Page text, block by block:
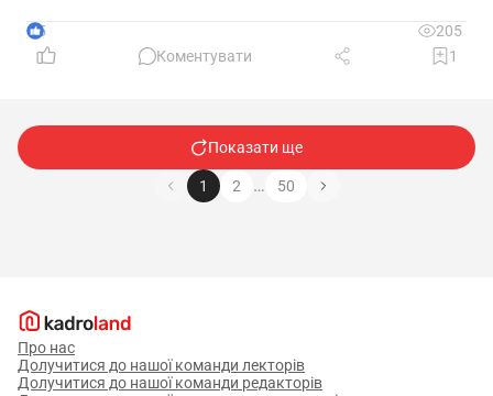
5
205
Коментувати
1
Показати ще
1 2 … 50
Про нас
Долучитися до нашої команди лекторів
Долучитися до нашої команди редакторів